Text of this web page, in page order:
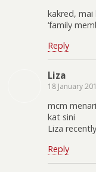
kakred,
‘family
Reply
Liza
18 January
mcm
kat sini
Liza
Reply